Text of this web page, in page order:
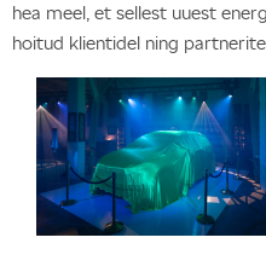
hea meel, et sellest uuest
hoitud klientidel ning